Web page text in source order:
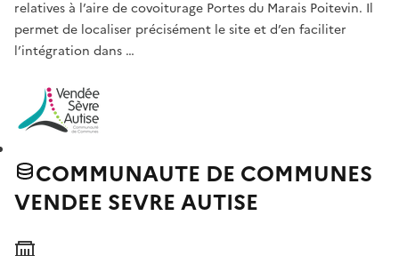
relatives à l’aire de covoiturage Portes du Marais Poitevin. Il
permet de localiser précisément le site et d’en faciliter
l’intégration dans …
COMMUNAUTE DE COMMUNES
VENDEE SEVRE AUTISE